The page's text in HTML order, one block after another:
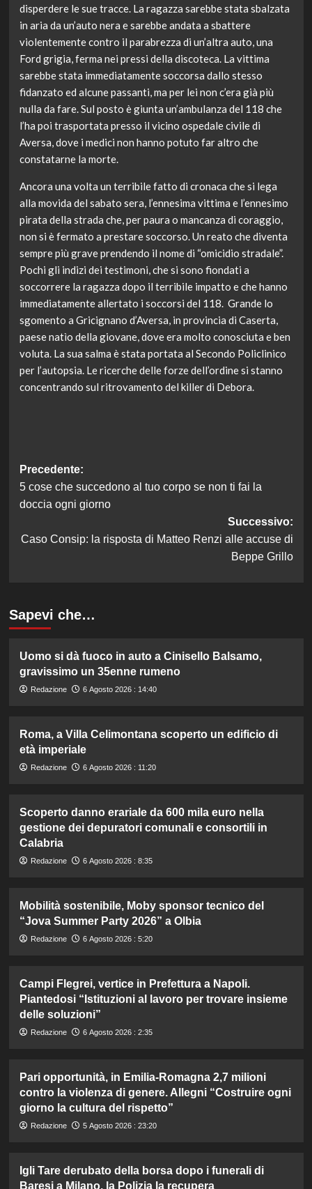
disperdere le sue tracce. La ragazza sarebbe stata sbalzata
in aria da un’auto nera e sarebbe andata a sbattere
violentemente contro il parabrezza di un’altra auto, una
Ford grigia, ferma nei pressi della discoteca. La vittima
sarebbe stata immediatamente soccorsa dallo stesso
fidanzato ed alcune passanti, ma per lei non c’era già più
nulla da fare. Sul posto è giunta un’ambulanza del 118 che
l’ha poi trasportata presso il vicino ospedale civile di
Aversa, dove i medici non hanno potuto far altro che
constatarne la morte.
Ancora una volta un terribile fatto di cronaca che si lega
alla movida del sabato sera, l’ennesima vittima e l’ennesimo
pirata della strada che, per paura o mancanza di coraggio,
non si è fermato a prestare soccorso. Un reato che diventa
sempre più grave prendendo il nome di “omicidio stradale”.
Pochi gli indizi dei testimoni, che si sono fiondati a
soccorrere la ragazza dopo il terribile impatto e che hanno
immediatamente allertato i soccorsi del 118. Grande lo
sgomento a Gricignano d’Aversa, in provincia di Caserta,
paese natìo della giovane, dove era molto conosciuta e ben
voluta. La sua salma è stata portata al Secondo Policlinico
per l’autopsia. Le ricerche delle forze dell’ordine si stanno
concentrando sul ritrovamento del killer di Debora.
Navigazione
articolo
Precedente:
5 cose che succedono al tuo corpo se non ti fai la
doccia ogni giorno
Successivo:
Caso Consip: la risposta di Matteo Renzi alle accuse di
Beppe Grillo
Sapevi che…
Uomo si dà fuoco in auto a Cinisello Balsamo,
gravissimo un 35enne rumeno
Redazione 6 Agosto 2026 : 14:40
Roma, a Villa Celimontana scoperto un edificio di
età imperiale
Redazione 6 Agosto 2026 : 11:20
Scoperto danno erariale da 600 mila euro nella
gestione dei depuratori comunali e consortili in
Calabria
Redazione 6 Agosto 2026 : 8:35
Mobilità sostenibile, Moby sponsor tecnico del
“Jova Summer Party 2026” a Olbia
Redazione 6 Agosto 2026 : 5:20
Campi Flegrei, vertice in Prefettura a Napoli.
Piantedosi “Istituzioni al lavoro per trovare insieme
delle soluzioni”
Redazione 6 Agosto 2026 : 2:35
Pari opportunità, in Emilia-Romagna 2,7 milioni
contro la violenza di genere. Allegni “Costruire ogni
giorno la cultura del rispetto”
Redazione 5 Agosto 2026 : 23:20
Igli Tare derubato della borsa dopo i funerali di
Baresi a Milano, la Polizia la recupera